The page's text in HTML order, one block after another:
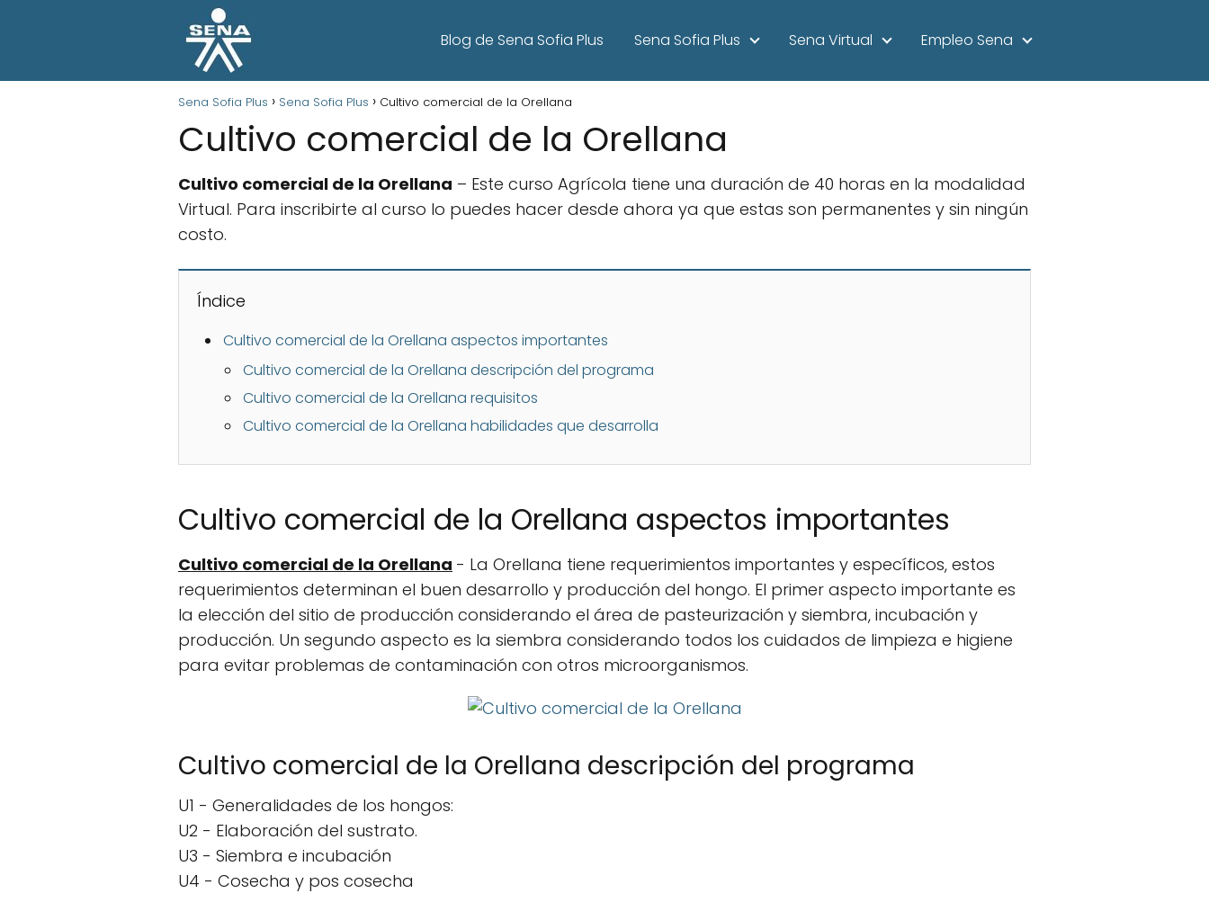
Blog de Sena Sofia Plus Sena Sofia Plus Sena Virtual Empleo Sena
Sena Sofia Plus Sena Sofia Plus Cultivo comercial de la Orellana
Cultivo comercial de la Orellana
Cultivo comercial de la Orellana – Este curso Agrícola tiene una duración de 40 horas en la modalidad
Virtual. Para inscribirte al curso lo puedes hacer desde ahora ya que estas son permanentes y sin ningún
costo.
Índice
Cultivo comercial de la Orellana aspectos importantes
Cultivo comercial de la Orellana descripción del programa
Cultivo comercial de la Orellana requisitos
Cultivo comercial de la Orellana habilidades que desarrolla
Cultivo comercial de la Orellana aspectos importantes
Cultivo comercial de la Orellana - La Orellana tiene requerimientos importantes y específicos, estos
requerimientos determinan el buen desarrollo y producción del hongo. El primer aspecto importante es
la elección del sitio de producción considerando el área de pasteurización y siembra, incubación y
producción. Un segundo aspecto es la siembra considerando todos los cuidados de limpieza e higiene
para evitar problemas de contaminación con otros microorganismos.
Cultivo comercial de la Orellana descripción del programa
U1 - Generalidades de los hongos:
U2 - Elaboración del sustrato.
U3 - Siembra e incubación
U4 - Cosecha y pos cosecha